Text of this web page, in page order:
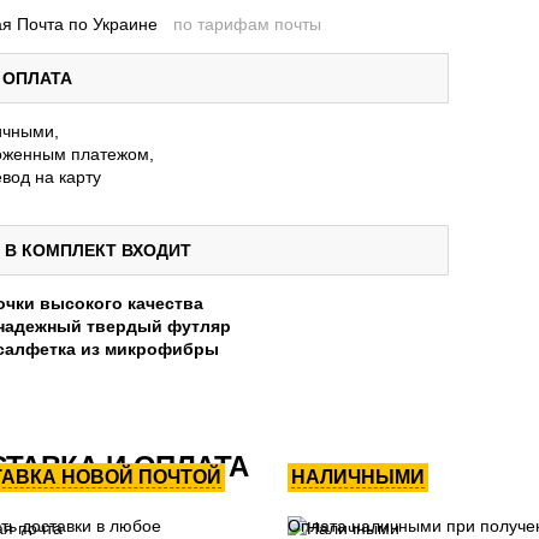
Почта по Украине по тарифам почты
ОПЛАТА
платежом,
на карту
В КОМПЛЕКТ ВХОДИТ
высокого качества
твердый футляр
из микрофибры
И ОПЛАТА
НОВОЙ ПОЧТОЙ
доставки в любое
НАЛИЧНЫМИ
Оплата наличными при